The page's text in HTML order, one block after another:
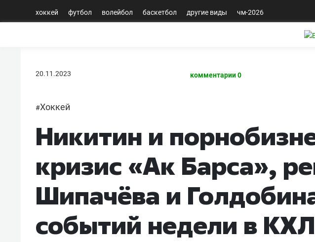
хоккей футбол волейбол баскетбол другие виды чм-2026
20.11.2023 комментарии 0
#Хоккей
Никитин и
кризис «Ак Барса»,
Шипачёва и
событий недели в КХЛ